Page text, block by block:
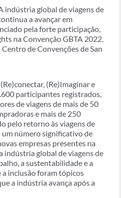
indústria global de viagens de
a avançar em
pela forte participação,
na Convenção GBTA 2022,
de Convenções de San
(Re)Imaginar e
participantes registrados,
de viagens de mais de 50
e mais de 250
pelo retorno às viagens de
número significativo de
empresas presentes na
indústria global de viagens de
a sustentabilidade e a
a inclusão foram tópicos
a indústria avança após a